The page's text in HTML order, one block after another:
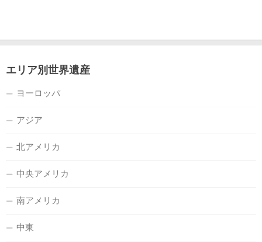
エリア別世界遺産
ヨーロッパ
アジア
北アメリカ
中央アメリカ
南アメリカ
中東